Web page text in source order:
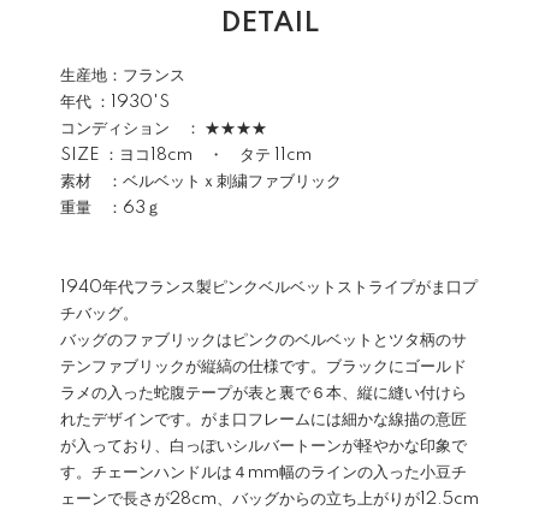
DETAIL
生産地：フランス
年代 ：1930'S
コンディション ： ★★★★
SIZE ：ヨコ18cm ・ タテ 11cm
素材 ：ベルベットｘ刺繍ファブリック
重量 ：63ｇ
1940年代フランス製ピンクベルベットストライプがま口プ
チバッグ。
バッグのファブリックはピンクのベルベットとツタ柄のサ
テンファブリックが縦縞の仕様です。ブラックにゴールド
ラメの入った蛇腹テープが表と裏で６本、縦に縫い付けら
れたデザインです。がま口フレームには細かな線描の意匠
が入っており、白っぽいシルバートーンが軽やかな印象で
す。チェーンハンドルは４mm幅のラインの入った小豆チ
ェーンで長さが28cm、バッグからの立ち上がりが12.5cm